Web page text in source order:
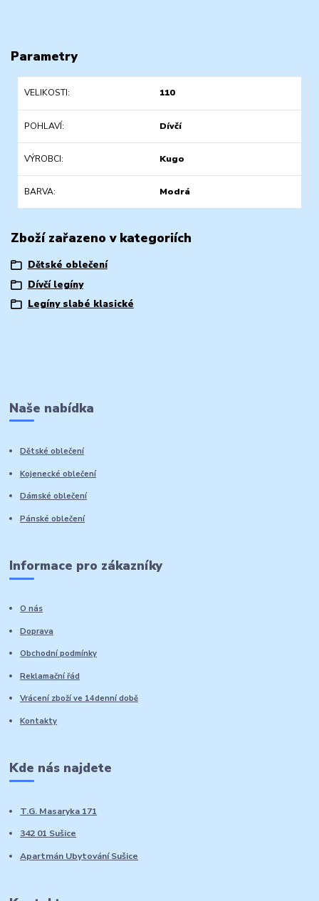
Parametry
VELIKOSTI 110
POHLAVÍ Dívčí
VÝROBCI Kugo
BARVA Modrá
Zboží zařazeno v kategoriích
Dětské oblečení
Dívčí legíny
Legíny slabé klasické
Naše nabídka
Dětské oblečení
Kojenecké oblečení
Dámské oblečení
Pánské oblečení
Informace pro zákazníky
O nás
Doprava
Obchodní podmínky
Reklamační řád
Vrácení zboží ve 14denní době
Kontakty
Kde nás najdete
T.G. Masaryka 171
342 01 Sušice
Apartmán Ubytování Sušice